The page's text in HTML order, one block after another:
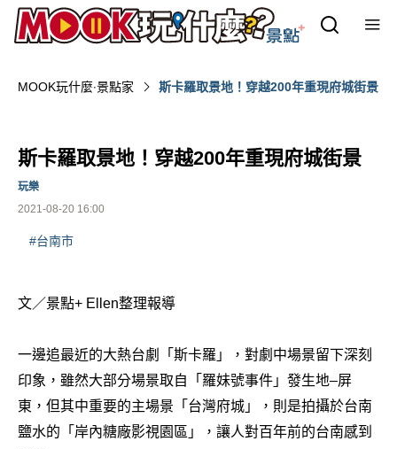
MOOK玩什麼‧景點家 斯卡羅取景地！穿越200年重現府城街景
斯卡羅取景地！穿越200年重現府城街景
2021-08-20 16:00
玩樂
#台南市
文／景點+ Ellen整理報導
一邊追最近的大熱台劇「斯卡羅」，對劇中場景留下深刻
印象，雖然大部分場景取自「羅妹號事件」發生地–屏
東，但其中重要的主場景「台灣府城」，則是拍攝於台南
鹽水的「岸內糖廠影視園區」，讓人對百年前的台南感到